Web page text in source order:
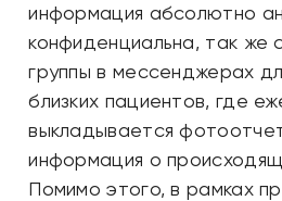
информация абсолютно
конфиденциальна, так же
группы в мессенджерах
близких пациентов, где
выкладывается
информация о
Помимо этого, в рамках